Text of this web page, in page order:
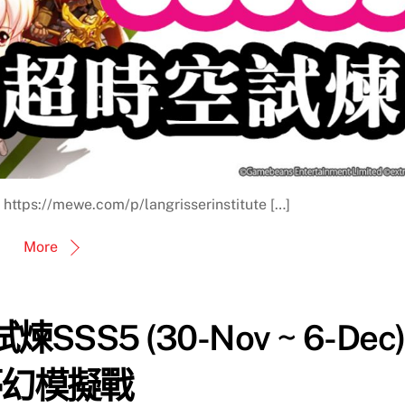
https://mewe.com/p/langrisserinstitute […]
More
煉SSS5 (30-Nov ~ 6-Dec)
模擬戰